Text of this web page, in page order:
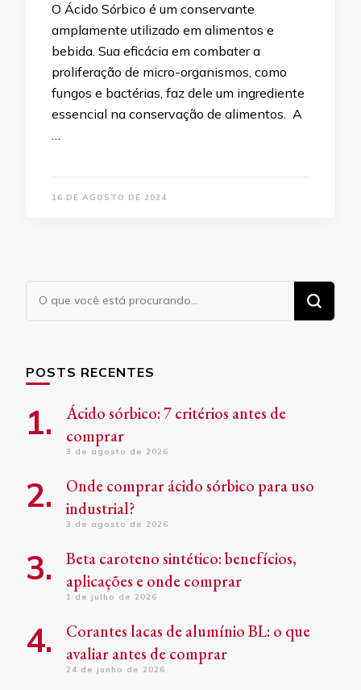
O Ácido Sórbico é um conservante
amplamente utilizado em alimentos e
bebida. Sua eficácia em combater a
proliferação de micro-organismos, como
fungos e bactérias, faz dele um ingrediente
essencial na conservação de alimentos. A
…
16 DE AGOSTO DE 2024
Procurando
algo?
POSTS RECENTES
Ácido sórbico: 7 critérios antes de
comprar
3 de agosto de 2026
Onde comprar ácido sórbico para uso
industrial?
3 de agosto de 2026
Beta caroteno sintético: benefícios,
aplicações e onde comprar
1 de julho de 2026
Corantes lacas de alumínio BL: o que
avaliar antes de comprar
24 de junho de 2026